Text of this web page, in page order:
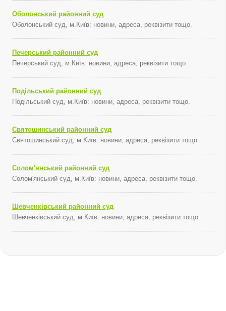
Оболонський районний суд
Оболонський суд, м.Київ: новини, адреса, реквізити тощо.
Печерський районний суд
Печерський суд, м.Київ: новини, адреса, реквізити тощо.
Подільський районний суд
Подільський суд, м.Київ: новини, адреса, реквізити тощо.
Святошинський районний суд
Святошинський суд, м.Київ: новини, адреса, реквізити тощо.
Солом'янський районний суд
Солом'янський суд, м.Київ: новини, адреса, реквізити тощо.
Шевченківський районний суд
Шевченківський суд, м.Київ: новини, адреса, реквізити тощо.